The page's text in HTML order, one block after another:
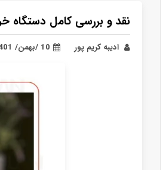
نقد و بررسی کامل دستگاه
ادیبه کریم پور 10 /بهمن/ 1401